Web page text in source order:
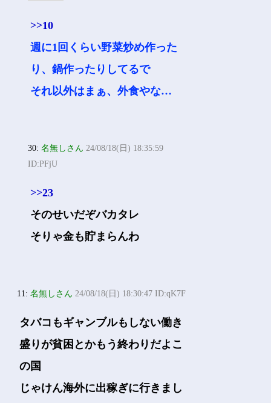
>>10
週に1回くらい野菜炒め作った
り、鍋作ったりしてるで
それ以外はまぁ、外食やな…
30:名無しさん 24/08/18(日) 18:35:59
ID:PFjU
>>23
そのせいだぞバカタレ
そりゃ金も貯まらんわ
11:名無しさん 24/08/18(日) 18:30:47 ID:qK7F
タバコもギャンブルもしない働き
盛りが貧困とかもう終わりだよこ
の国
じゃけん海外に出稼ぎに行きまし